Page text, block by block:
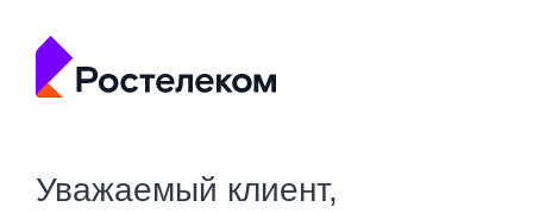
Уважаемый клиент,